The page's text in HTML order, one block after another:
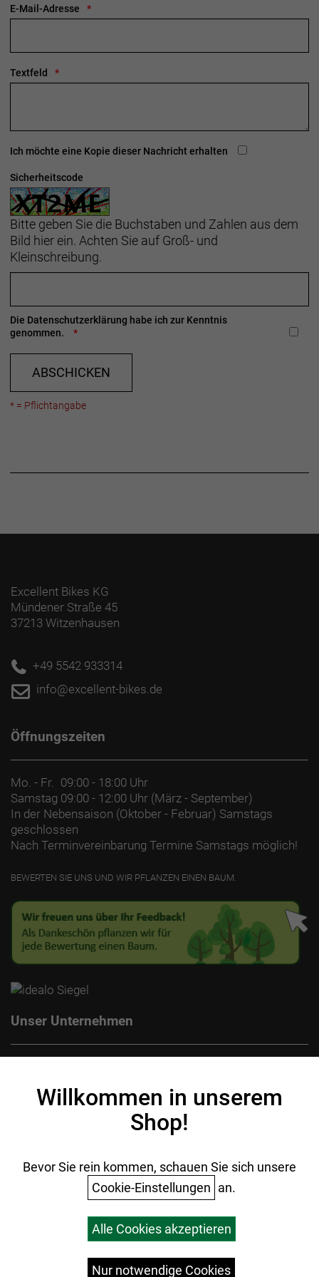
Wegastraße 8 C
06116 Halle (Saale)
E-Mail-Adresse
Textfeld
Ich möchte eine Kopie dieser Nachricht erhalten
Sicherheitscode
Bitte geben Sie die Buchstaben und Zahlen aus dem
Bild hier ein. Achten Sie auf Groß- und
Kleinschreibung.
Die Datenschutzerklärung habe ich zur Kenntnis
genommen.
ABSCHICKEN
* = Pflichtangabe
Excellent Bikes KG
Mündener Straße 45
37213 Witzenhausen
+49 5542 933314
info@excellent-bikes.de
Öffnungszeiten
Mo. - Fr. 09:00 - 18:00 Uhr
Samstag 09:00 - 12:00 Uhr (März - September)
In der Nebensaison (Oktober - Februar) Samstags
geschlossen
Nach Terminvereinbarung Termine Samstags möglich!
BEWERTEN SIE UNS UND WIR PFLANZEN EINEN BAUM.
Unser Unternehmen
Datenschutz
Ihr Einkauf
Versandkosten
Willkommen in unserem
Shop!
Bevor Sie rein kommen, schauen Sie sich unsere
Cookie-Einstellungen an.
Alle Cookies akzeptieren
Nur notwendige Cookies